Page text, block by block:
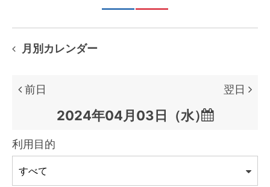
月別カレンダー
前日

翌日
利用目的